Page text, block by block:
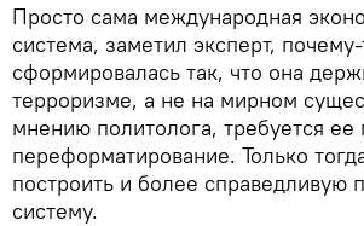
Просто сама международная
система, заметил эксперт,
сформировалась так, что она
терроризме, а не на мирном
мнению политолога, требуется ее
переформатирование. Только
построить и более справедливую
систему.